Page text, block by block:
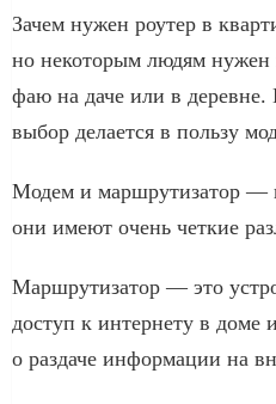
Зачем нужен роутер в
но некоторым людям нужен
фаю на даче или в деревне.
выбор делается в пользу
Модем и маршрутизатор —
они имеют очень четкие
Маршрутизатор — это
доступ к интернету в доме
о раздаче информации на